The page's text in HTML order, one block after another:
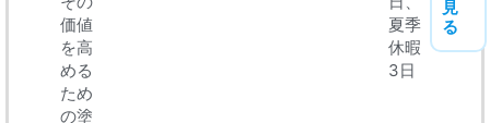
価値
を高
める
ため
の塗
夏季
休暇
3日
見
る